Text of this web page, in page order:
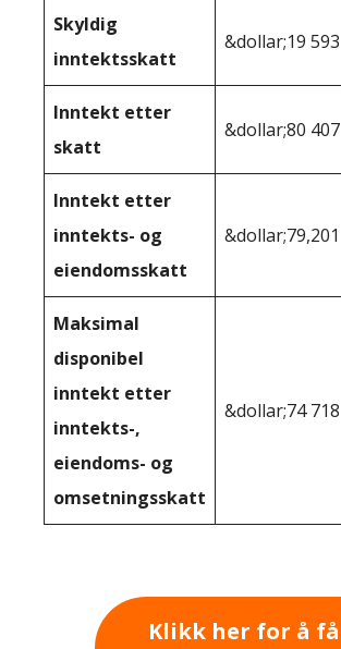
Skyldig
inntektsskatt
&dollar;19 593
Inntekt etter
skatt
&dollar;80 407
Inntekt etter
inntekts- og
eiendomsskatt
&dollar;79,201
Maksimal
disponibel
inntekt etter
inntekts-,
eiendoms- og
omsetningsskatt
&dollar;74 718
Klikk her for å få